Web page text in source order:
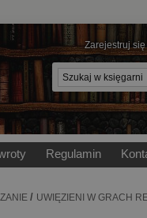
Zarejestruj się
Regulamin
/ UWIĘZIENI W GRACH